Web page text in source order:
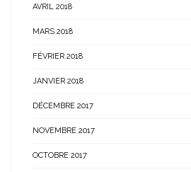
AVRIL 2018
MARS 2018
FÉVRIER 2018
JANVIER 2018
DÉCEMBRE 2017
NOVEMBRE 2017
OCTOBRE 2017